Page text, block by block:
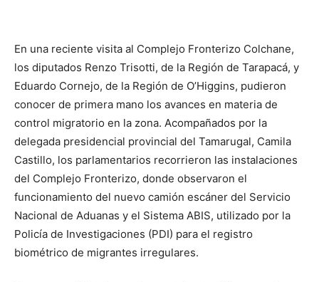
En una reciente visita al Complejo Fronterizo Colchane,
los diputados Renzo Trisotti, de la Región de Tarapacá, y
Eduardo Cornejo, de la Región de O’Higgins, pudieron
conocer de primera mano los avances en materia de
control migratorio en la zona. Acompañados por la
delegada presidencial provincial del Tamarugal, Camila
Castillo, los parlamentarios recorrieron las instalaciones
del Complejo Fronterizo, donde observaron el
funcionamiento del nuevo camión escáner del Servicio
Nacional de Aduanas y el Sistema ABIS, utilizado por la
Policía de Investigaciones (PDI) para el registro
biométrico de migrantes irregulares.